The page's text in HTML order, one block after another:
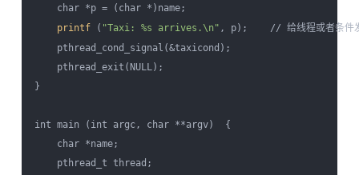
char *p = (char *)name;
printf ( "Taxi: %s arrives.\n" , p);    // 给线程或者条件
pthread_cond_signal(&taxicond);
pthread_exit(NULL);
}
int main (int argc, char **argv)  {
char *name;
pthread_t thread;